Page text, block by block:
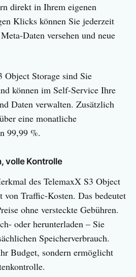
direkt in Ihrem eigenen
Klicks können Sie jederzeit
Daten versehen und neue
Storage sind Sie
können im Self-Service Ihre
Daten verwalten. Zusätzlich
eine monatliche
99,99 %.
volle Kontrolle
des TelemaxX S3 Object
von Traffic-Kosten. Das bedeutet
ohne versteckte Gebühren.
oder herunterladen – Sie
Speicherverbrauch.
Budget, sondern ermöglicht